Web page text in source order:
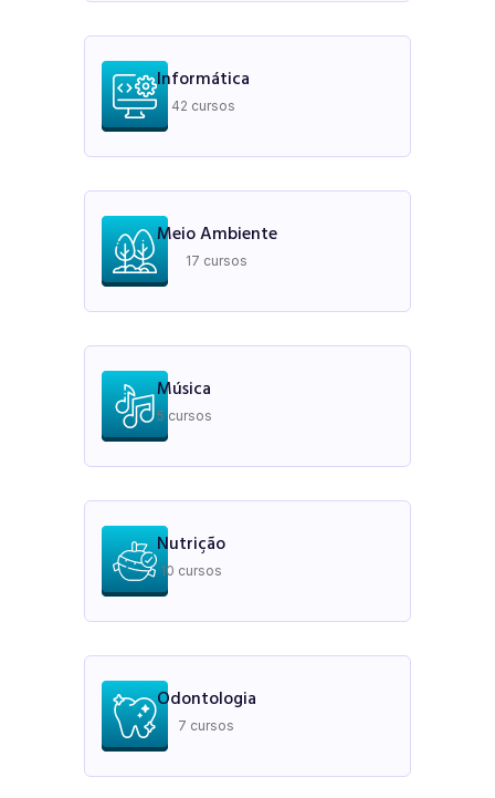
Informática
42 cursos
Meio Ambiente
17 cursos
Música
5 cursos
Nutrição
10 cursos
Odontologia
7 cursos